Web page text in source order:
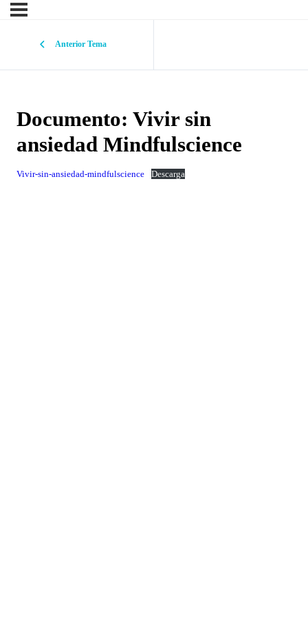
Anterior Tema
Documento: Vivir sin
ansiedad Mindfulscience
Vivir-sin-ansiedad-mindfulscience Descarga